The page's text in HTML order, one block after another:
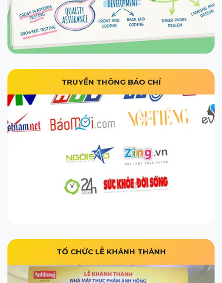
TRUYỀN THÔNG BÁO CHÍ
TỔ CHỨC LỄ KHÁNH THÀNH